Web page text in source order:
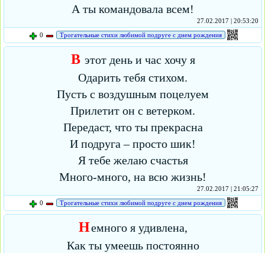
А ты командовала всем!
27.02.2017 | 20:53:20
0
Трогательные стихи любимой подруге с днем рождения
В этот день и час хочу я
Одарить тебя стихом.
Пусть с воздушным поцелуем
Прилетит он с ветерком.
Передаст, что ты прекрасна
И подруга – просто шик!
Я тебе желаю счастья
Много-много, на всю жизнь!
27.02.2017 | 21:05:27
0
Трогательные стихи любимой подруге с днем рождения
Немного я удивлена,
Как ты умеешь постоянно